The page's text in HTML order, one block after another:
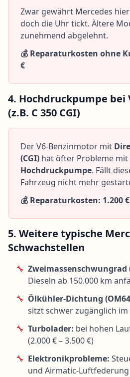
Zwar gewährt Mercedes
doch die Uhr tickt. Ältere
zunehmend abgelehnt.
💰 Reparaturkosten ohne
€
4. Hochdruckpumpe bei
(z.B. C 350 CGI)
Der V6-Benzinmotor mit
(CGI) hat öfter Probleme mit
Hochdruckpumpe. Fällt
Fahrzeug nicht mehr
💰 Reparaturkosten: 1.200 €
5. Weitere typische
Schwachstellen
🔧 Zweimassenschwungrad
Dieseln ab 150.000 km
🔧 Ölkühler-Dichtung
sitzt schwer zugänglich im
🔧 Turbolader: bei hohen
(2.000 € – 3.500 €)
🔧 Elektronikprobleme:
und Airmatic-Luftfederung